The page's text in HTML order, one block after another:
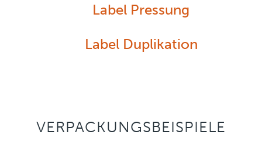
Label Pressung
Label Duplikation
VERPACKUNGSBEISPIELE